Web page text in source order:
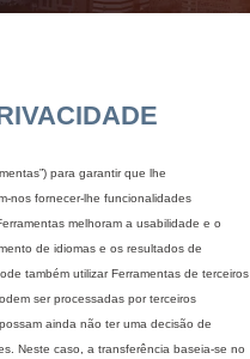
para garantir que lhe
nos fornecer-lhe funcionalidades
melhoram a usabilidade e o
de idiomas e os resultados de
também utilizar Ferramentas de terceiros
ser processadas por terceiros
ainda não ter uma decisão de
Neste caso, a transferência baseia-se no